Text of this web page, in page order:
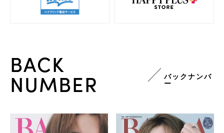
BACK
NUMBER バックナンバ
ー